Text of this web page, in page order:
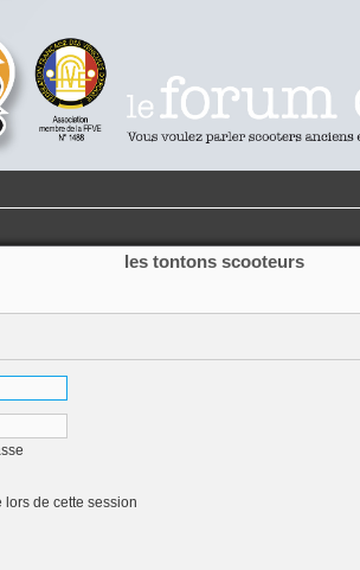
les tontons scooteurs
lors de cette session